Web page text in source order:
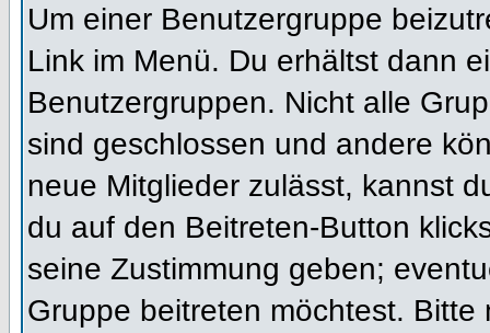
Um einer Benutzergruppe
Link im Menü. Du erhältst dann
Benutzergruppen. Nicht alle
sind geschlossen und andere
neue Mitglieder zulässt, kannst
du auf den Beitreten-Button
seine Zustimmung geben;
Gruppe beitreten möchtest.